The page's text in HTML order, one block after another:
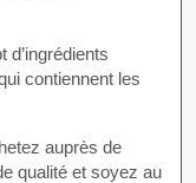
d’ingrédients
contiennent les
auprès de
qualité et soyez au